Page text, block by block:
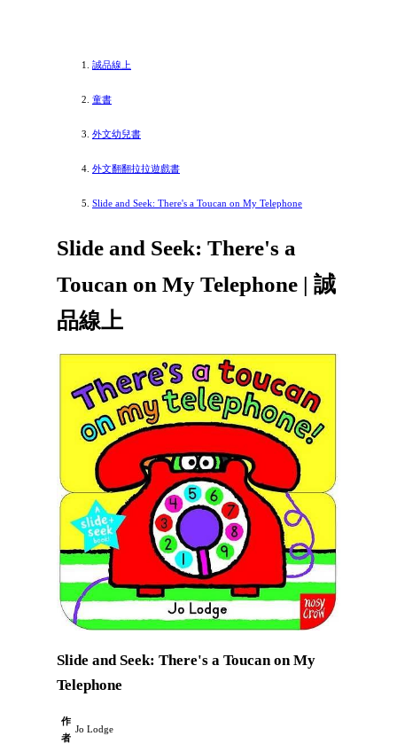
誠品線上
童書
外文幼兒書
外文翻翻拉拉遊戲書
Slide and Seek: There's a Toucan on My Telephone
Slide and Seek: There's a
Toucan on My Telephone | 誠
品線上
Slide and Seek: There's a Toucan on My
Telephone
作
者
Jo Lodge